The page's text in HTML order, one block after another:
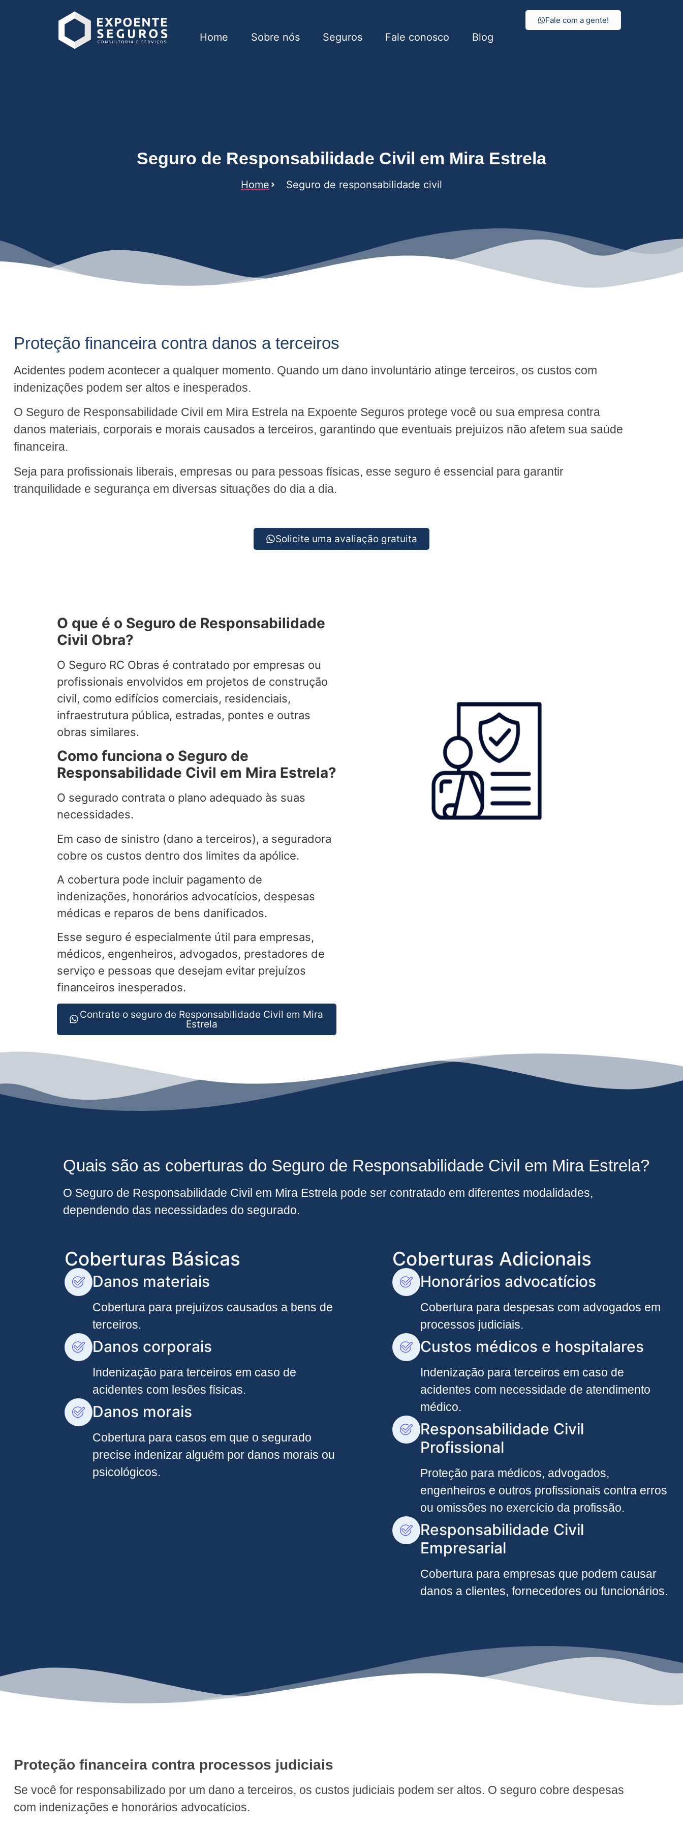
Home Sobre nós Seguros Fale conosco Blog
Fale com a gente!
Seguro de Responsabilidade Civil em Mira Estrela
Home Seguro de responsabilidade civil
Proteção financeira contra danos a terceiros
Acidentes podem acontecer a qualquer momento. Quando um dano involuntário atinge terceiros, os custos com
indenizações podem ser altos e inesperados.
O Seguro de Responsabilidade Civil em Mira Estrela na Expoente Seguros protege você ou sua empresa contra
danos materiais, corporais e morais causados a terceiros, garantindo que eventuais prejuízos não afetem sua saúde
financeira.
Seja para profissionais liberais, empresas ou para pessoas físicas, esse seguro é essencial para garantir
tranquilidade e segurança em diversas situações do dia a dia.
Solicite uma avaliação gratuita
O que é o Seguro de Responsabilidade
Civil Obra?
O Seguro RC Obras é contratado por empresas ou
profissionais envolvidos em projetos de construção
civil, como edifícios comerciais, residenciais,
infraestrutura pública, estradas, pontes e outras
obras similares.
Como funciona o Seguro de
Responsabilidade Civil em Mira Estrela?
O segurado contrata o plano adequado às suas
necessidades.
Em caso de sinistro (dano a terceiros), a seguradora
cobre os custos dentro dos limites da apólice.
A cobertura pode incluir pagamento de
indenizações, honorários advocatícios, despesas
médicas e reparos de bens danificados.
Esse seguro é especialmente útil para empresas,
médicos, engenheiros, advogados, prestadores de
serviço e pessoas que desejam evitar prejuízos
financeiros inesperados.
Contrate o seguro de Responsabilidade Civil em Mira
Estrela
Quais são as coberturas do Seguro de Responsabilidade Civil em Mira Estrela?
O Seguro de Responsabilidade Civil em Mira Estrela pode ser contratado em diferentes modalidades,
dependendo das necessidades do segurado.
Coberturas Básicas
Danos materiais
Cobertura para prejuízos causados a bens de
terceiros.
Danos corporais
Indenização para terceiros em caso de
acidentes com lesões físicas.
Danos morais
Cobertura para casos em que o segurado
precise indenizar alguém por danos morais ou
psicológicos.
Coberturas Adicionais
Honorários advocatícios
Cobertura para despesas com advogados em
processos judiciais.
Custos médicos e hospitalares
Indenização para terceiros em caso de
acidentes com necessidade de atendimento
médico.
Responsabilidade Civil
Profissional
Proteção para médicos, advogados,
engenheiros e outros profissionais contra erros
ou omissões no exercício da profissão.
Responsabilidade Civil
Empresarial
Cobertura para empresas que podem causar
danos a clientes, fornecedores ou funcionários.
Proteção financeira contra processos judiciais
Se você for responsabilizado por um dano a terceiros, os custos judiciais podem ser altos. O seguro cobre despesas
com indenizações e honorários advocatícios.